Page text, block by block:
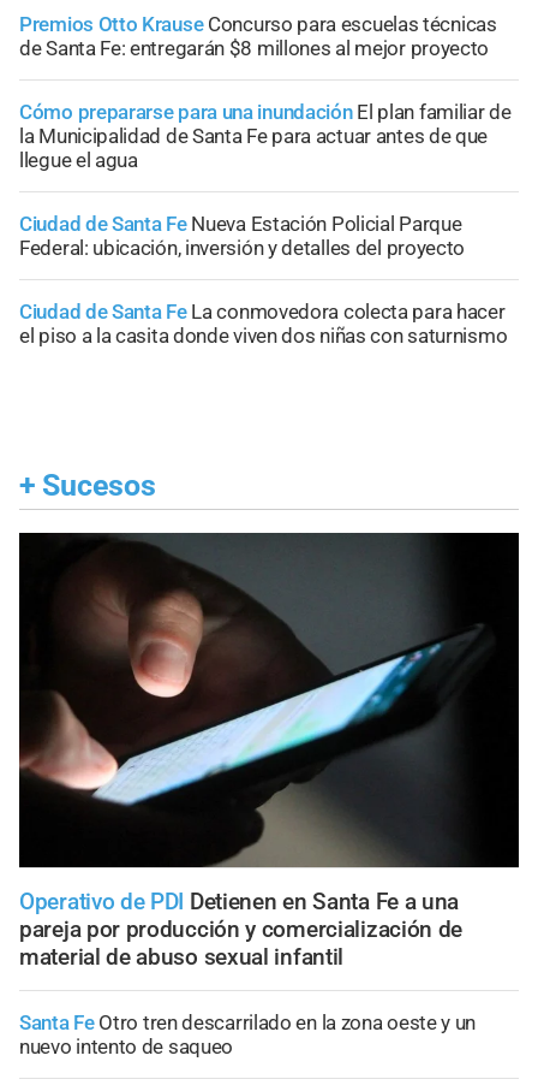
Premios Otto Krause Concurso para escuelas técnicas
de Santa Fe: entregarán $8 millones al mejor proyecto
Cómo prepararse para una inundación El plan familiar de
la Municipalidad de Santa Fe para actuar antes de que
llegue el agua
Ciudad de Santa Fe Nueva Estación Policial Parque
Federal: ubicación, inversión y detalles del proyecto
Ciudad de Santa Fe La conmovedora colecta para hacer
el piso a la casita donde viven dos niñas con saturnismo
+ Sucesos
Operativo de PDI Detienen en Santa Fe a una
pareja por producción y comercialización de
material de abuso sexual infantil
Santa Fe Otro tren descarrilado en la zona oeste y un
nuevo intento de saqueo